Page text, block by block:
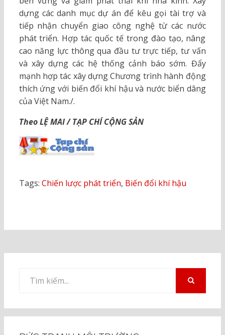
dựng các danh mục dự án để kêu gọi tài trợ và
tiếp nhận chuyển giao công nghệ từ các nước
phát triển. Hợp tác quốc tế trong đào tạo, nâng
cao năng lực thông qua đầu tư trực tiếp, tư vấn
và xây dựng các hệ thống cảnh báo sớm. Đẩy
mạnh hợp tác xây dựng Chương trình hành động
thích ứng với biến đổi khí hậu và nước biển dâng
của Việt Nam./.
Theo LỆ MAI / TẠP CHÍ CỘNG SẢN
Tags: Chiến lược phát triển, Biến đổi khí hậu
kiếm